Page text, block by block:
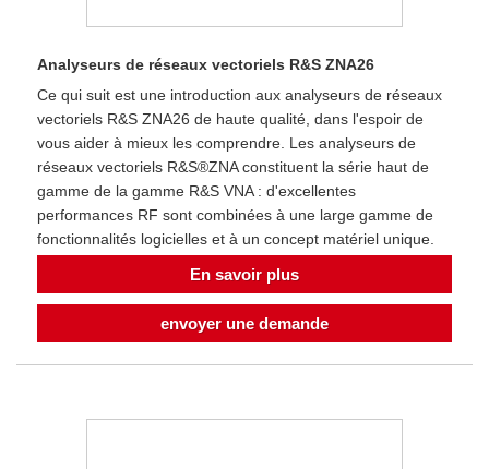
Analyseurs de réseaux vectoriels R&S ZNA26
Ce qui suit est une introduction aux analyseurs de réseaux
vectoriels R&S ZNA26 de haute qualité, dans l'espoir de
vous aider à mieux les comprendre. Les analyseurs de
réseaux vectoriels R&S®ZNA constituent la série haut de
gamme de la gamme R&S VNA : d'excellentes
performances RF sont combinées à une large gamme de
fonctionnalités logicielles et à un concept matériel unique.
En savoir plus
envoyer une demande